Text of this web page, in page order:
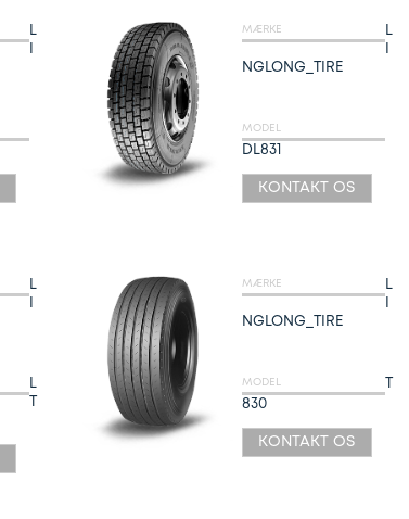
MÆRKE
NGLONG_TIRE
MODEL
DL831
KONTAKT OS
T
MÆRKE
NGLONG_TIRE
MODEL
T
830
KONTAKT OS